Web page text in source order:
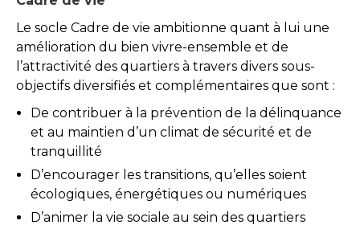
Le socle Cadre de vie ambitionne quant à lui une
amélioration du bien vivre-ensemble et de
l’attractivité des quartiers à travers divers sous-
objectifs diversifiés et complémentaires que sont :
De contribuer à la prévention de la délinquance
et au maintien d’un climat de sécurité et de
tranquillité
D’encourager les transitions, qu’elles soient
écologiques, énergétiques ou numériques
D’animer la vie sociale au sein des quartiers